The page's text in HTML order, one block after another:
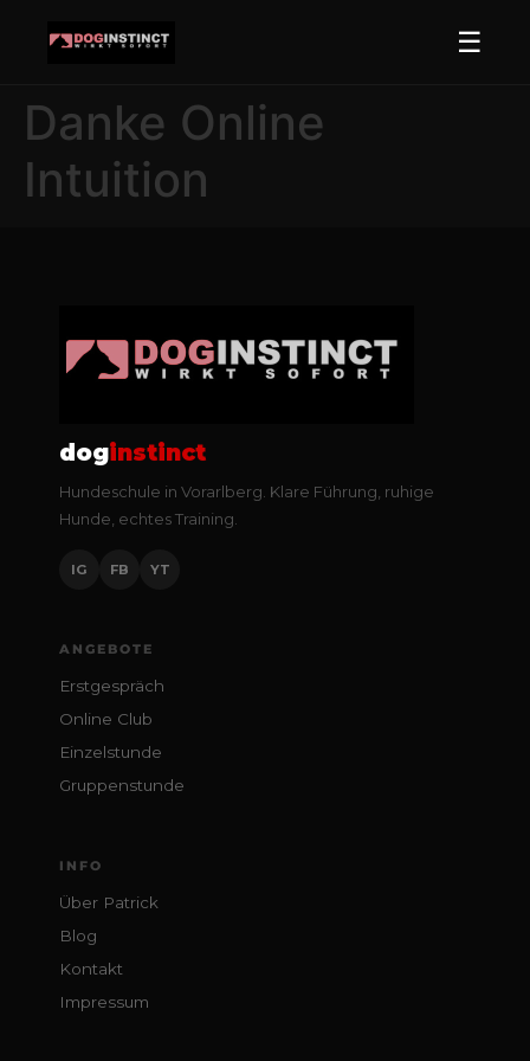
☰
Danke Online
Intuition
doginstinct
Hundeschule in Vorarlberg. Klare Führung, ruhige
Hunde, echtes Training.
IG FB YT
ANGEBOTE
Erstgespräch
Online Club
Einzelstunde
Gruppenstunde
INFO
Über Patrick
Blog
Kontakt
Impressum